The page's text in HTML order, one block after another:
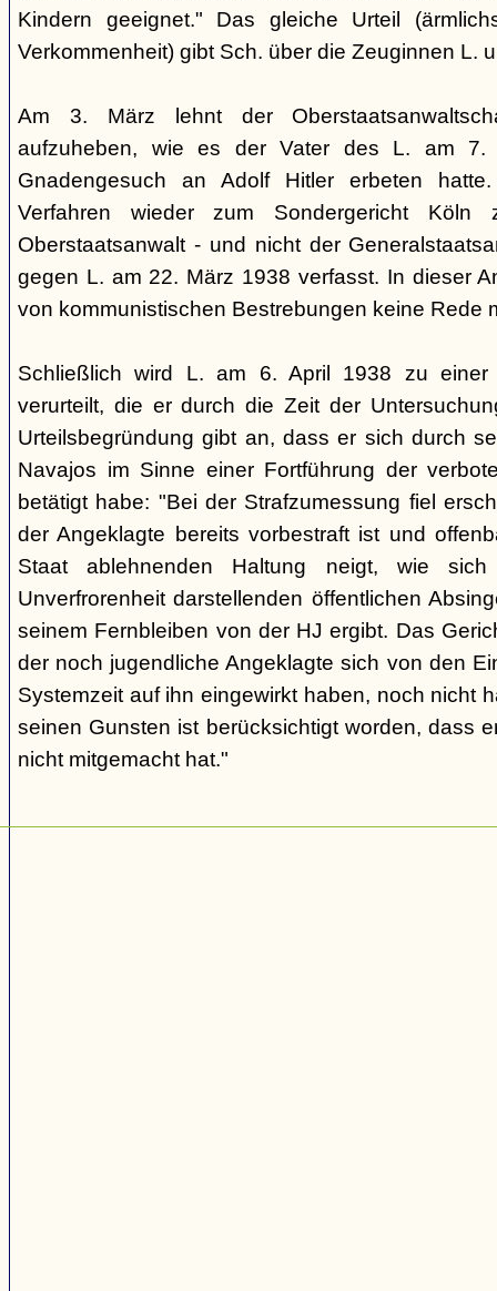
Kindern geeignet." Das gleiche Urteil
Verkommenheit) gibt Sch. über die Zeuginnen L.
Am 3. März lehnt der
aufzuheben, wie es der Vater des L. am 7.
Gnadengesuch an Adolf Hitler erbeten
Verfahren wieder zum Sondergericht Köln
Oberstaatsanwalt - und nicht der
gegen L. am 22. März 1938 verfasst. In dieser
von kommunistischen Bestrebungen keine Rede
Schließlich wird L. am 6. April 1938 zu einer
verurteilt, die er durch die Zeit der
Urteilsbegründung gibt an, dass er sich durch
Navajos im Sinne einer Fortführung der
betätigt habe: "Bei der Strafzumessung fiel
der Angeklagte bereits vorbestraft ist und
Staat ablehnenden Haltung neigt, wie
Unverfrorenheit darstellenden öffentlichen
seinem Fernbleiben von der HJ ergibt. Das
der noch jugendliche Angeklagte sich von den
Systemzeit auf ihn eingewirkt haben, noch nicht
seinen Gunsten ist berücksichtigt worden, dass
nicht mitgemacht hat."